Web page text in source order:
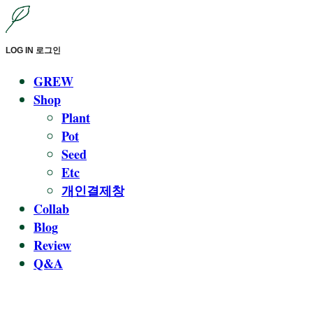
LOG IN 로그인
GREW
Shop
Plant
Pot
Seed
Etc
개인결제창
Collab
Blog
Review
Q&A